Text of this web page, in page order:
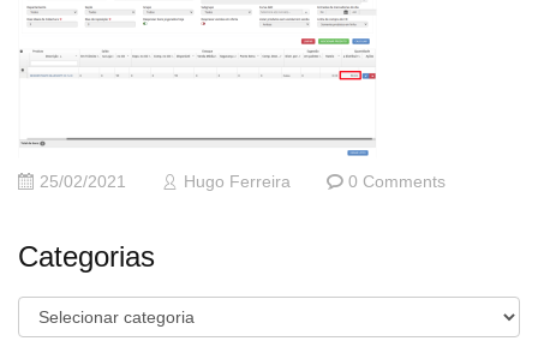
25/02/2021 Hugo Ferreira 0 Comments
Categorias
Categorias